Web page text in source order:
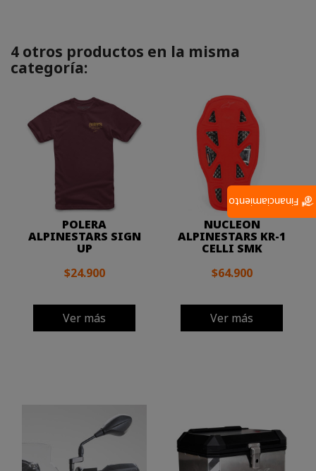
4 otros productos en la misma
categoría:
POLERA
ALPINESTARS SIGN
UP
$24.900
Ver más
NUCLEON
ALPINESTARS KR-1
CELLI SMK
$64.900
Ver más
Financiamiento